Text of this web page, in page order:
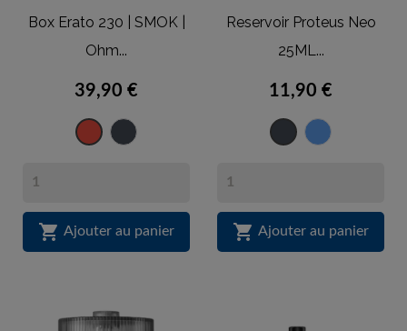
Box Erato 230 | SMOK |
Ohm...
39,90 €
RougeNoir
 Ajouter au panier
Reservoir Proteus Neo
25ML...
11,90 €
NoirBleu
 Ajouter au panier